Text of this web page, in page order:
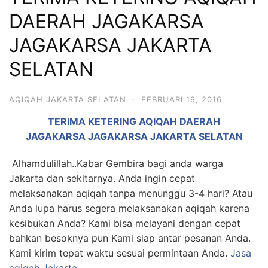
6713
DAERAH JAGAKARSA
JAGAKARSA JAKARTA
SELATAN
AQIQAH JAKARTA SELATAN · FEBRUARI 19, 2016
TERIMA KETERING AQIQAH DAERAH
JAGAKARSA JAGAKARSA JAKARTA SELATAN
Alhamdulillah..Kabar Gembira bagi anda warga
Jakarta dan sekitarnya. Anda ingin cepat
melaksanakan aqiqah tanpa menunggu 3-4 hari? Atau
Anda lupa harus segera melaksanakan aqiqah karena
kesibukan Anda? Kami bisa melayani dengan cepat
bahkan besoknya pun Kami siap antar pesanan Anda.
Kami kirim tepat waktu sesuai permintaan Anda. Jasa